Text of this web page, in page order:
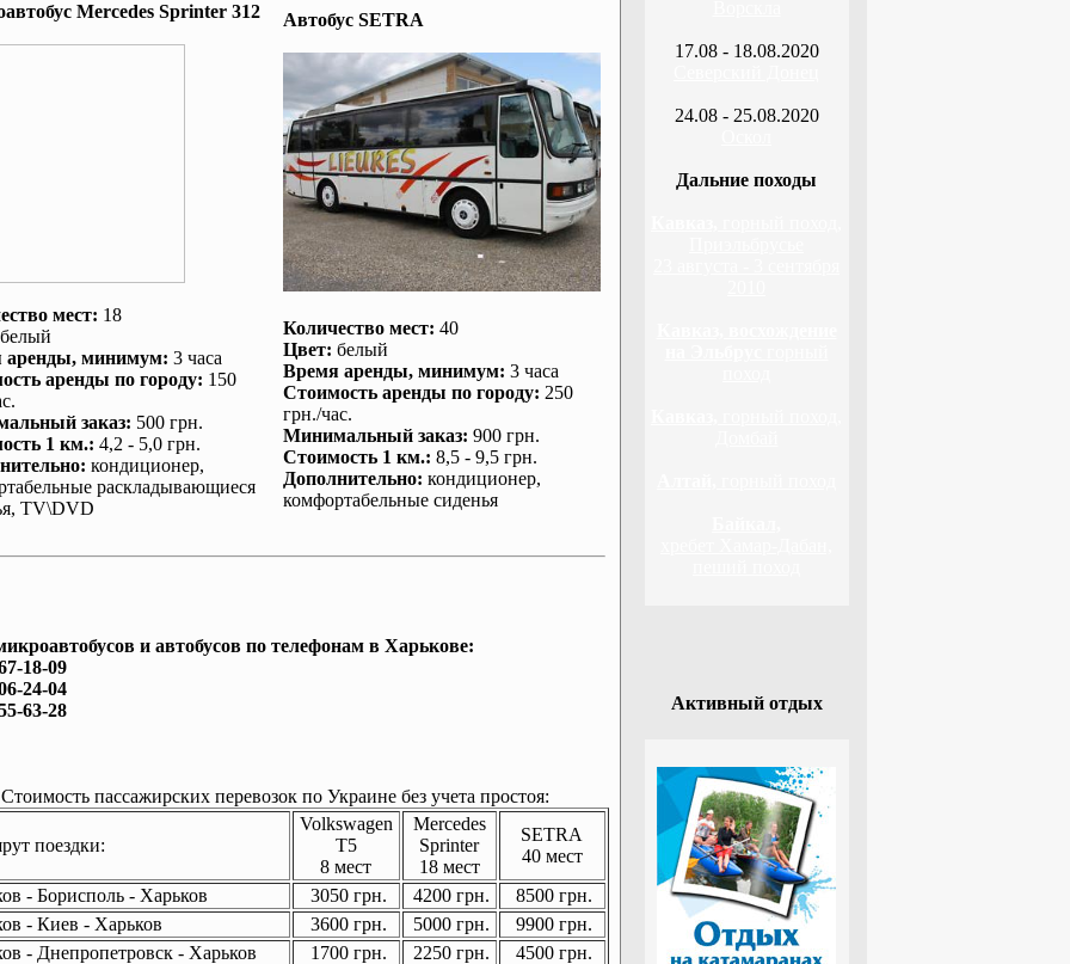
Mеrcedes Sprinter 312
мест: 18
белый
аренды, минимум: 3 часа
аренды по городу: 150
заказ: 500 грн.
1 км.: 4,2 - 5,0 грн.
: кондиционер,
раскладывающиеся
TV\DVD
Автобус SETRA
Количество мест: 40
Цвет: белый
Время аренды, минимум: 3 часа
Стоимость аренды по городу: 250
грн./час.
Минимальный заказ: 900 грн.
Стоимость 1 км.: 8,5 - 9,5 грн.
Дополнительно: кондиционер,
комфортабельные сиденья
и автобусов по телефонам в Харькове:
18-09
24-04
63-28
Стоимость пассажирских перевозок по Украине без учета простоя:
поездки:
Volkswagen
T5
8 мест
Mercedes
Sprinter
18 мест
SETRA
40 мест
- Борисполь - Харьков
3050 грн. 4200 грн.
8500 грн.
- Киев - Харьков
3600 грн. 5000 грн.
9900 грн.
- Днепропетровск - Харьков
1700 грн. 2250 грн.
4500 грн.
17.08 - 18.08.2020
24.08 - 25.08.2020
Дальние походы
Активный отдых